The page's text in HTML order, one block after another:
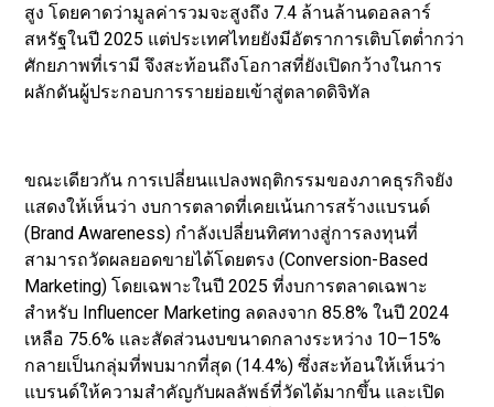
สูง โดยคาดว่ามูลค่ารวมจะสูงถึง 7.4 ล้านล้านดอลลาร์
สหรัฐในปี 2025 แต่ประเทศไทยยังมีอัตราการเติบโตต่ำกว่า
ศักยภาพที่เรามี จึงสะท้อนถึงโอกาสที่ยังเปิดกว้างในการ
ผลักดันผู้ประกอบการรายย่อยเข้าสู่ตลาดดิจิทัล
ขณะเดียวกัน การเปลี่ยนแปลงพฤติกรรมของภาคธุรกิจยัง
แสดงให้เห็นว่า งบการตลาดที่เคยเน้นการสร้างแบรนด์
(Brand Awareness) กำลังเปลี่ยนทิศทางสู่การลงทุนที่
สามารถวัดผลยอดขายได้โดยตรง (Conversion-Based
Marketing) โดยเฉพาะในปี 2025 ที่งบการตลาดเฉพาะ
สำหรับ Influencer Marketing ลดลงจาก 85.8% ในปี 2024
เหลือ 75.6% และสัดส่วนงบขนาดกลางระหว่าง 10–15%
กลายเป็นกลุ่มที่พบมากที่สุด (14.4%) ซึ่งสะท้อนให้เห็นว่า
แบรนด์ให้ความสำคัญกับผลลัพธ์ที่วัดได้มากขึ้น และเปิด